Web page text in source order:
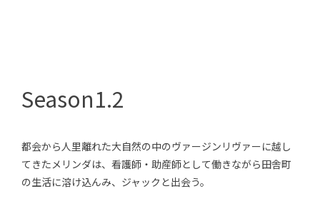
Season1.2
都会から人里離れた大自然の中のヴァージンリヴァーに越し
てきたメリンダは、看護師・助産師として働きながら田舎町
の生活に溶け込んみ、ジャックと出会う。